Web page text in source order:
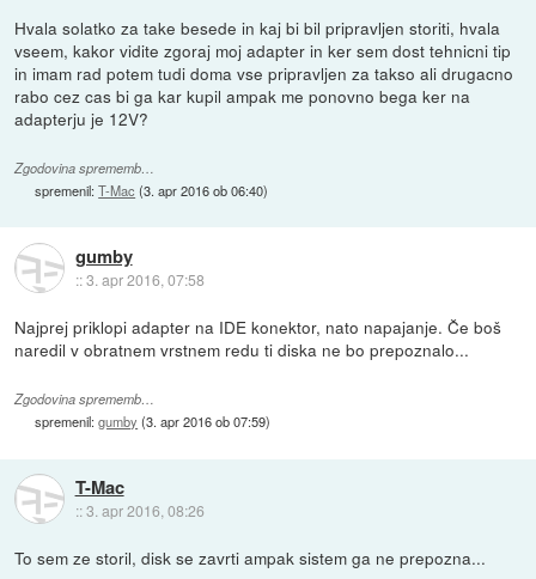
Hvala solatko za take besede in kaj bi bil pripravljen storiti, hvala
vseem, kakor vidite zgoraj moj adapter in ker sem dost tehnicni tip
in imam rad potem tudi doma vse pripravljen za takso ali drugacno
rabo cez cas bi ga kar kupil ampak me ponovno bega ker na
adapterju je 12V?
Zgodovina sprememb…
spremenil:T-Mac (3. apr 2016 ob 06:40)
gumby
::3. apr 2016, 07:58
Najprej priklopi adapter na IDE konektor, nato napajanje. Če boš
naredil v obratnem vrstnem redu ti diska ne bo prepoznalo...
Zgodovina sprememb…
spremenil:gumby (3. apr 2016 ob 07:59)
T-Mac
::3. apr 2016, 08:26
To sem ze storil, disk se zavrti ampak sistem ga ne prepozna...